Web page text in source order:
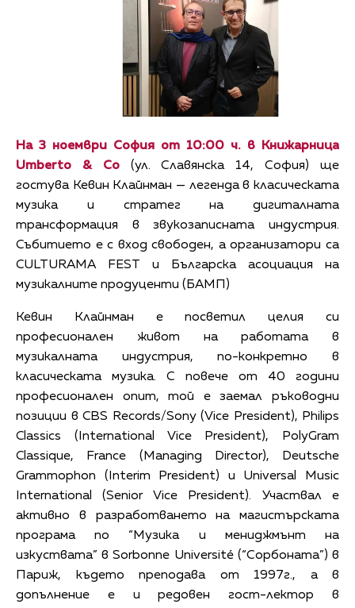
На 3 ноември София от 10:00 ч. в Книжарница
Umberto & Co(ул. Славянска 14, София) ще
гостува Кевин Клайнман — легенда в класическата
музика и стратег на дигиталната
трансформация в звукозаписната индустрия.
Събитието е с вход свободен, а организатори са
CULTURAMA FEST и Българска асоциация на
музикалните продуценти (БАМП)
Кевин Клайнман е посветил целия си
професионален живот на работата в
музикалната индустрия, по-конкретно в
класическата музика. С повече от 40 години
професионален опит, той е заемал ръководни
позиции в CBS Records/Sony (Vice President), Philips
Classics (International Vice President), PolyGram
Classique, France (Managing Director), Deutsche
Grammophon (Interim President) и Universal Music
International (Senior Vice President). Участвал е
активно в разработването на магистърската
програма по “Mузика и мениджмънт на
изкуствата” в Sorbonne Université (“Сорбоната”) в
Париж, където преподава от 1997г., а в
допълнение е и редовен гост-лектор в